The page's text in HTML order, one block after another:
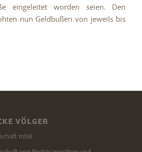
eingeleitet worden seien. Den
nun Geldbußen von jeweils bis
VÖLGER
mbB